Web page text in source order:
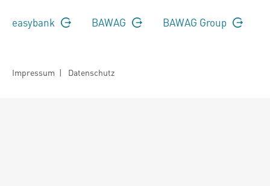
easybank BAWAG BAWAG Group
Impressum | Datenschutz